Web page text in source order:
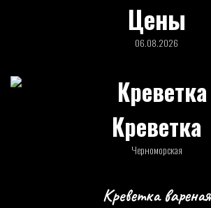
Цены
06.08.2026
Креветка
Черноморская
Креветка вареная